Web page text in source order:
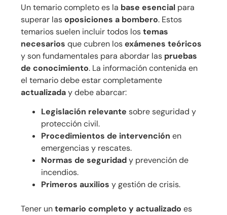
Un temario completo es la base esencial para
superar lasoposiciones a bombero. Estos
temarios suelen incluir todos lostemas
necesarios que cubren losexámenes teóricos
y son fundamentales para abordar las pruebas
de conocimiento. La información contenida en
el temario debe estar completamente
actualizaday debe abarcar:
Legislación relevante sobre seguridad y
protección civil.
Procedimientos de intervención en
emergencias y rescates.
Normas de seguridady prevención de
incendios.
Primeros auxilios y gestión de crisis.
Tener untemario completo y actualizado es